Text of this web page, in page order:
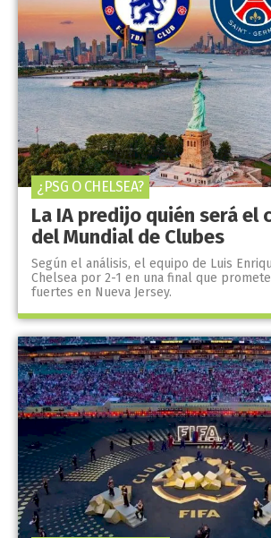
La IA predijo quién será el
del Mundial de Clubes
Según el análisis, el equipo de Luis
Chelsea por 2-1 en una final que
fuertes en Nueva Jersey.
¿PSG O CHELSEA?